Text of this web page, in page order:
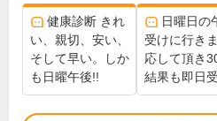
健康診断 きれ
い、親切、安い、
そして早い。しか
も日曜午後!!
日曜日の
受けに行き
応して頂き
結果も即日受